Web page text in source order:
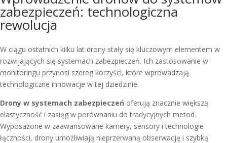
zabezpieczeń: technologiczna
rewolucja
W ciągu ostatnich kilku lat drony stały się kluczowym elementem w
rozwijających się systemach zabezpieczeń. Ich zastosowanie w
monitoringu przynosi szereg korzyści, które wprowadzają
technologiczne innowacje w tej dziedzinie.
Drony w systemach zabezpieczeń oferują znacznie większą
elastyczność i zasięg w porównaniu do tradycyjnych metod.
Wyposażone w zaawansowane kamery, sensory i technologie
łączności, drony umożliwiają nieprzerwaną obserwację i szybką